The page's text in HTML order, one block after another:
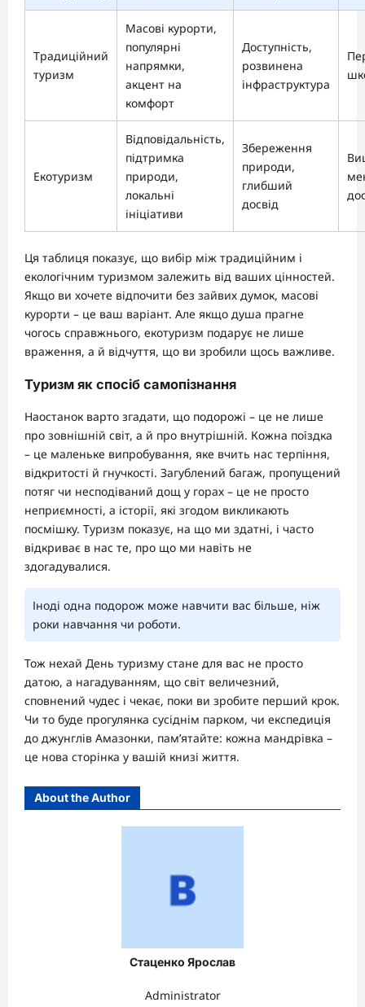
Традиційний
туризм
Масові курорти,
популярні
напрямки,
акцент на
комфорт
Доступність,
розвинена
інфраструктура
Екотуризм
Відповідальність,
підтримка
природи,
локальні
ініціативи
Збереження
природи,
глибший
досвід
Ця таблиця показує, що вибір між традиційним і
екологічним туризмом залежить від ваших цінностей.
Якщо ви хочете відпочити без зайвих думок, масові
курорти – це ваш варіант. Але якщо душа прагне
чогось справжнього, екотуризм подарує не лише
враження, а й відчуття, що ви зробили щось важливе.
Туризм як спосіб самопізнання
Наостанок варто згадати, що подорожі – це не лише
про зовнішній світ, а й про внутрішній. Кожна поїздка
– це маленьке випробування, яке вчить нас терпіння,
відкритості й гнучкості. Загублений багаж, пропущений
потяг чи несподіваний дощ у горах – це не просто
неприємності, а історії, які згодом викликають
посмішку. Туризм показує, на що ми здатні, і часто
відкриває в нас те, про що ми навіть не
здогадувалися.
Іноді одна подорож може навчити вас більше, ніж
роки навчання чи роботи.
Тож нехай День туризму стане для вас не просто
датою, а нагадуванням, що світ величезний,
сповнений чудес і чекає, поки ви зробите перший крок.
Чи то буде прогулянка сусіднім парком, чи експедиція
до джунглів Амазонки, пам’ятайте: кожна мандрівка –
це нова сторінка у вашій книзі життя.
About the Author
Стаценко Ярослав
Administrator